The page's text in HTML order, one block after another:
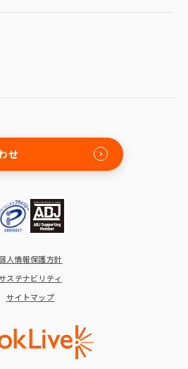
せ
人情報保護方針
ステナビリティ
サイトマップ